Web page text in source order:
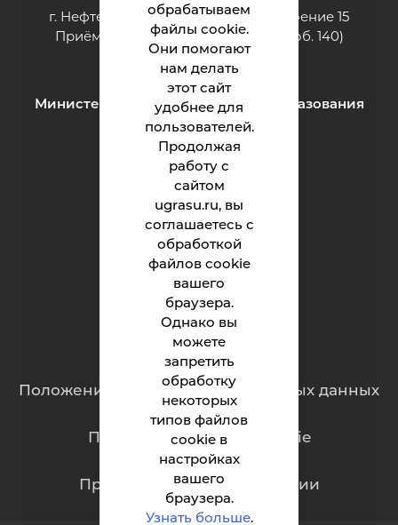
обрабатываем
файлы cookie.
Они помогают
нам делать
этот сайт
удобнее для
пользователей.
Продолжая
работу с
сайтом
ugrasu.ru, вы
соглашаетесь с
обработкой
файлов cookie
вашего
браузера.
Однако вы
можете
запретить
обработку
некоторых
типов файлов
cookie в
настройках
вашего
браузера.
Узнать больше.
г. Нефтеюганск, ул. Строителей, строение 15
Приёмная: тел.: 8 (3463) 200-994 (доб. 140)
e-mail: ii@ugrasu.ru
Министерство науки и высшего образования
Российской Федерации
Институт
Абитуриенту
Студенту
Родителям
Обращения граждан
Положение о защите персональных данных
Политика обработки cookie
Противодействие коррупции